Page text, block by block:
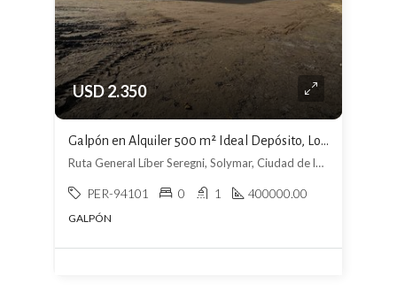
USD 2.350
Galpón en Alquiler 500 m² Ideal Depósito, Logística o Industria
Ruta General Líber Seregni, Solymar, Ciudad de la Costa
PER-94101 0 1 400000.00
GALPÓN